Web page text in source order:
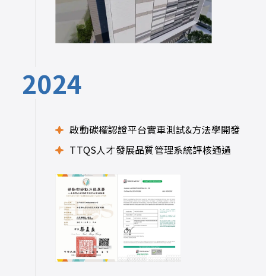
2024
啟動碳權認證平台實車測試&方法學開發
TTQS人才發展品質管理系統評核通過